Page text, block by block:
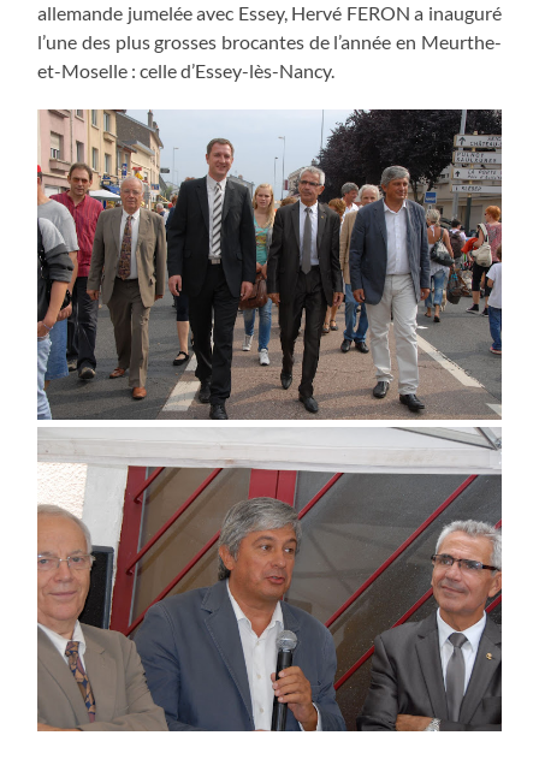
allemande jumelée avec Essey, Hervé FERON a inauguré
l’une des plus grosses brocantes de l’année en Meurthe-
et-Moselle : celle d’Essey-lès-Nancy.